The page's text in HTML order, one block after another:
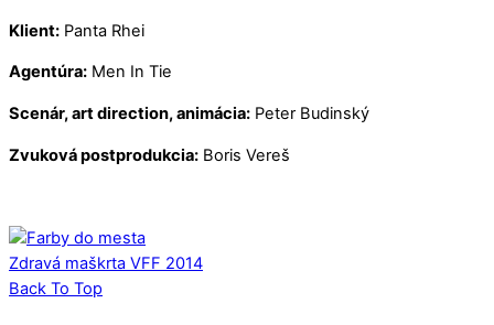
Klient: Panta Rhei
Agentúra: Men In Tie
Scenár, art direction, animácia: Peter Budinský
Zvuková postprodukcia: Boris Vereš
Zdravá maškrta VFF 2014
Back To Top